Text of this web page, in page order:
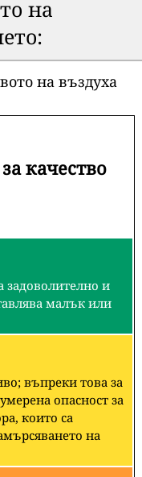
на
на въздуха
качество
задоволително и
малък или
въпреки това за
опасност за
които са
на